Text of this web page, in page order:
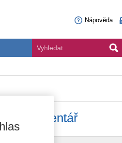
Nápověda
Komentář